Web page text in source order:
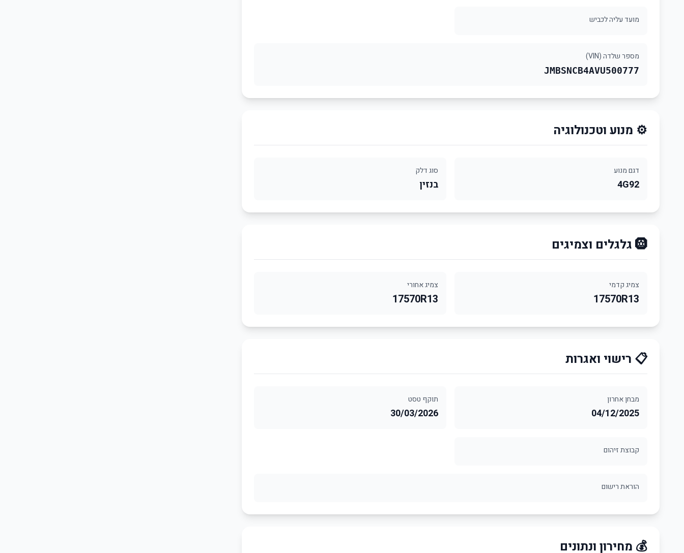
מועד עליה לכביש
מספר שלדה (VIN)
JMBSNCB4AVU500777
⚙️ מנוע וטכנולוגיה
דגם מנוע
4G92
סוג דלק
בנזין
🛞 גלגלים וצמיגים
צמיג קדמי
17570R13
צמיג אחורי
17570R13
📋 רישוי ואגרות
מבחן אחרון
04/12/2025
תוקף טסט
30/03/2026
קבוצת זיהום
הוראת רישום
💰 מחירון ונתונים